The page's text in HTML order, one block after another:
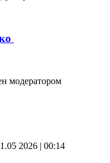
модератором
2026 | 00:14